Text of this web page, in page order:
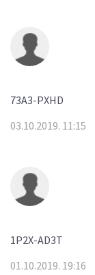
73A3-PXHD
03.10.2019. 11:15
1P2X-AD3T
01.10.2019. 19:16